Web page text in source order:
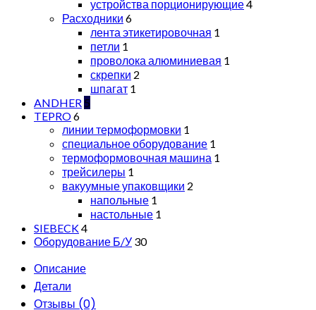
устройства порционирующие4
Расходники 6
лента этикетировочная 1
петли 1
проволока алюминиевая 1
скрепки 2
шпагат 1
ANDHER 5
TEPRO6
линии термоформовки 1
специальное оборудование 1
термоформовочная машина 1
трейсилеры 1
вакуумные упаковщики 2
напольные 1
настольные 1
SIEBECK4
Оборудование Б/У 30
Описание
Детали
Отзывы (0)